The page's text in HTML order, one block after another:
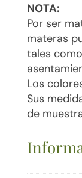
NOTA:
Por ser
materas
tales
Los
Sus
de